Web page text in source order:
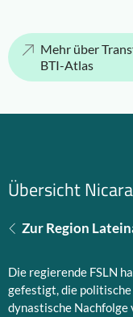
Mehr über
BTI-Atlas
Übersicht
Zur Region
Die regierende FSLN
gefestigt, die
dynastische Nachfolge